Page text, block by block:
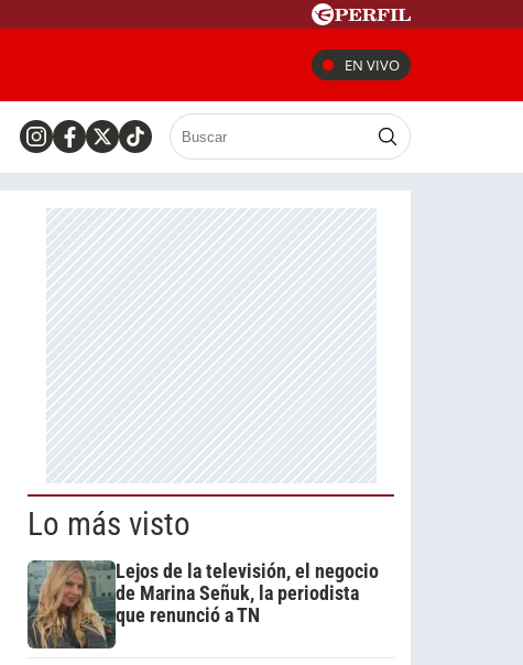
EN VIVO
Lo más visto
Lejos de la televisión, el negocio
de Marina Señuk, la periodista
que renunció a TN